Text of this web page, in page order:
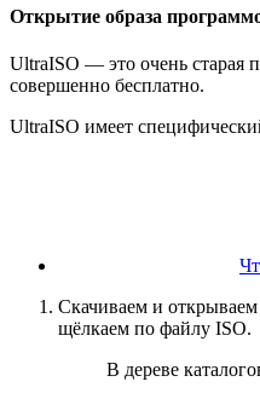
Открытие образа
UltraISO — это очень старая
совершенно бесплатно.
UltraISO имеет
Скачиваем и
щёлкаем по файлу ISO.
В дереве